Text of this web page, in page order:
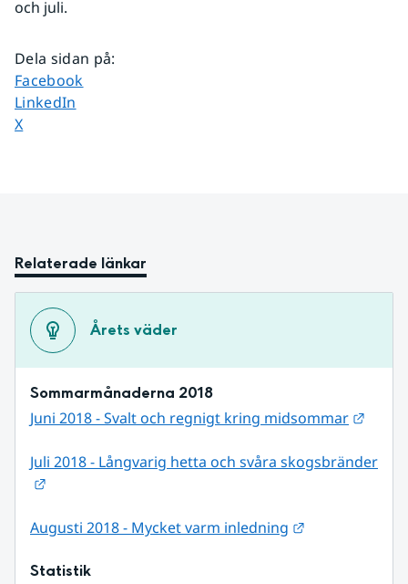
och juli.
Dela sidan på:
Dela sidan på
Facebook
Dela sidan på
LinkedIn
Dela sidan på
X
Relaterade länkar
Årets väder
Sommarmånaderna 2018
Juni 2018 - Svalt och regnigt kring midsommar
Juli 2018 - Långvarig hetta och svåra skogsbränder
Augusti 2018 - Mycket varm inledning
Statistik